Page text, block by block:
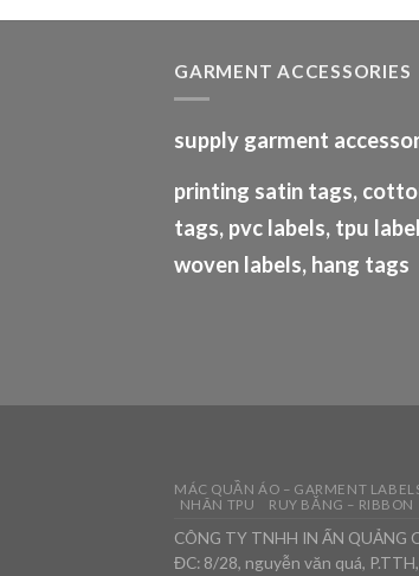
GARMENT ACCESSORIES
supply garment
printing satin tags,
tags, pvc labels, tpu
woven labels, hang tags
MÁC QUẦN ÁO – GARMENT
NHÃN TPU
RUY BĂNG – RIBBON
CÔNG TY TNHH IN ẤN QUẢNG
ĐC: 8/28, nguyễn văn quá,